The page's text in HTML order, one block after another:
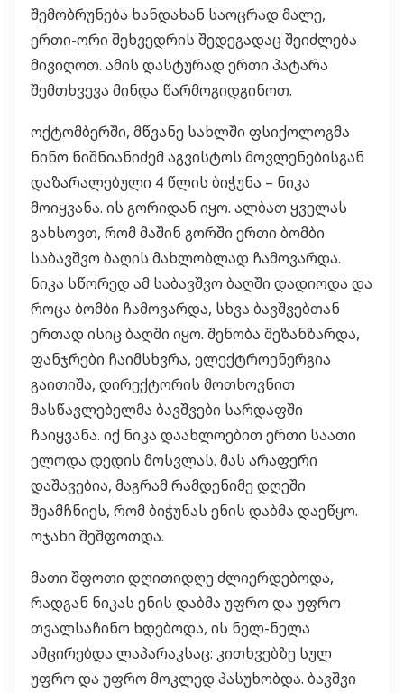
შემობრუნება ხანდახან საოცრად მალე,
ერთი-ორი შეხვედრის შედეგადაც შეიძლება
მივიღოთ. ამის დასტურად ერთი პატარა
შემთხვევა მინდა წარმოგიდგინოთ.
ოქტომბერში, მწვანე სახლში ფსიქოლოგმა
ნინო ნიშნიანიძემ აგვისტოს მოვლენებისგან
დაზარალებული 4 წლის ბიჭუნა – ნიკა
მოიყვანა. ის გორიდან იყო. ალბათ ყველას
გახსოვთ, რომ მაშინ გორში ერთი ბომბი
საბავშვო ბაღის მახლობლად ჩამოვარდა.
ნიკა სწორედ ამ საბავშვო ბაღში დადიოდა და
როცა ბომბი ჩამოვარდა, სხვა ბავშვებთან
ერთად ისიც ბაღში იყო. შენობა შეზანზარდა,
ფანჯრები ჩაიმსხვრა, ელექტროენერგია
გაითიშა, დირექტორის მოთხოვნით
მასწავლებელმა ბავშვები სარდაფში
ჩაიყვანა. იქ ნიკა დაახლოებით ერთი საათი
ელოდა დედის მოსვლას. მას არაფერი
დაშავებია, მაგრამ რამდენიმე დღეში
შეამჩნიეს, რომ ბიჭუნას ენის დაბმა დაეწყო.
ოჯახი შეშფოთდა.
მათი შფოთი დღითიდღე ძლიერდებოდა,
რადგან ნიკას ენის დაბმა უფრო და უფრო
თვალსაჩინო ხდებოდა, ის ნელ-ნელა
ამცირებდა ლაპარაკსაც: კითხვებზე სულ
უფრო და უფრო მოკლედ პასუხობდა. ბავშვი